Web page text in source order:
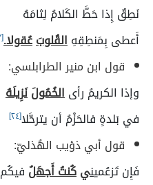
نَطِقٌ إِذا حَطَّ الكَلامُ لِثامَهُ
أَعطى بِمَنطِقِهِالقُلوبَعُقولا.[٢٣]
قول ابن منير الطرابلسي:
وإذا الكريمُ رأىالخُمُولَنَزِيلَهُ
في بَلدةٍ فالحَزْمُ أن يترحَّلا[٢٤]
قول أبي ذؤيب الهُذليّ:
فَإِن تَزعُمينيكُنتُ أَجهَلُ فيكُم